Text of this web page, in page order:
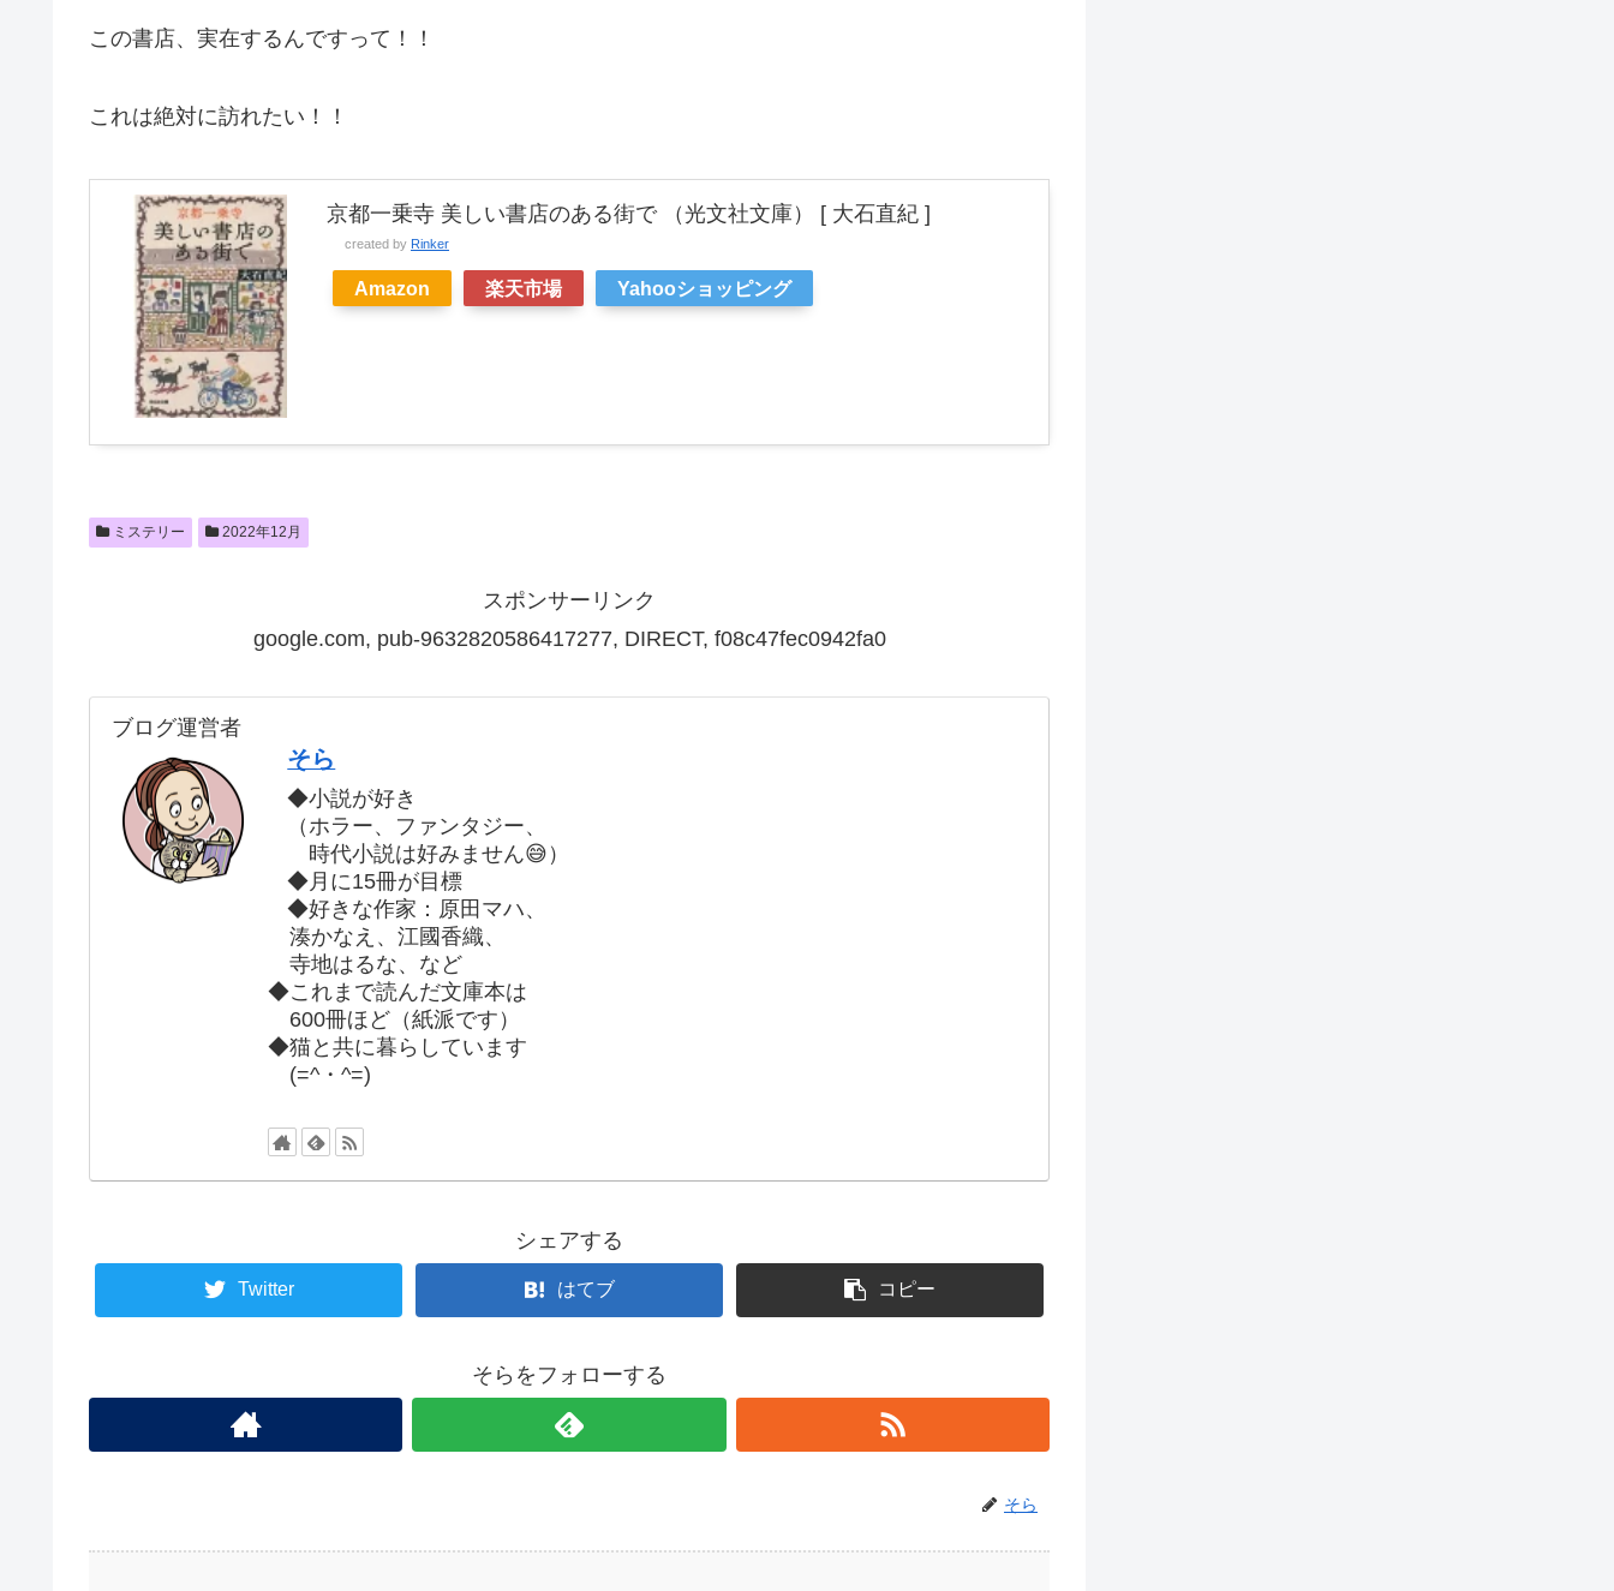
この書店、実在するんですって！！
これは絶対に訪れたい！！
京都一乗寺 美しい書店のある街で （光文社文庫） [ 大石直紀 ]
created by Rinker
Amazon 楽天市場 Yahooショッピング
ミステリー 2022年12月
スポンサーリンク
google.com, pub-9632820586417277, DIRECT, f08c47fec0942fa0
ブログ運営者
そら
◆小説が好き
（ホラー、ファンタジー、
時代小説は好みません😅）
◆月に15冊が目標
◆好きな作家：原田マハ、
湊かなえ、江國香織、
寺地はるな、など
◆これまで読んだ文庫本は
600冊ほど（紙派です）
◆猫と共に暮らしています
(=^・^=)
シェアする
Twitter はてブ コピー
そらをフォローする
そら